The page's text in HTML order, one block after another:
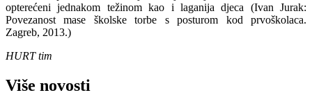
opterećeni jednakom težinom kao i laganija djeca (Ivan Jurak:
Povezanost mase školske torbe s posturom kod prvoškolaca.
Zagreb, 2013.)
HURT tim
Više novosti